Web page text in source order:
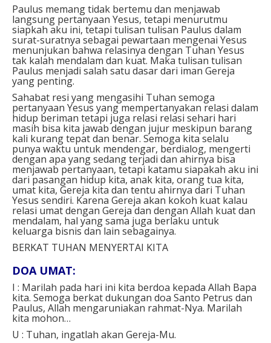
Paulus memang tidak bertemu dan menjawab
langsung pertanyaan Yesus, tetapi menurutmu
siapkah aku ini, tetapi tulisan tulisan Paulus dalam
surat-suratnya sebagai pewartaan mengenai Yesus
menunjukan bahwa relasinya dengan Tuhan Yesus
tak kalah mendalam dan kuat. Maka tulisan tulisan
Paulus menjadi salah satu dasar dari iman Gereja
yang penting.
Sahabat resi yang mengasihi Tuhan semoga
pertanyaan Yesus yang mempertanyakan relasi dalam
hidup beriman tetapi juga relasi relasi sehari hari
masih bisa kita jawab dengan jujur meskipun barang
kali kurang tepat dan benar. Semoga kita selalu
punya waktu untuk mendengar, berdialog, mengerti
dengan apa yang sedang terjadi dan ahirnya bisa
menjawab pertanyaan, tetapi katamu siapakah aku ini
dari pasangan hidup kita, anak kita, orang tua kita,
umat kita, Gereja kita dan tentu ahirnya dari Tuhan
Yesus sendiri. Karena Gereja akan kokoh kuat kalau
relasi umat dengan Gereja dan dengan Allah kuat dan
mendalam, hal yang sama juga berlaku untuk
keluarga bisnis dan lain sebagainya.
BERKAT TUHAN MENYERTAI KITA
DOA UMAT:
I : Marilah pada hari ini kita berdoa kepada Allah Bapa
kita. Semoga berkat dukungan doa Santo Petrus dan
Paulus, Allah mengaruniakan rahmat-Nya. Marilah
kita mohon…
U : Tuhan, ingatlah akan Gereja-Mu.